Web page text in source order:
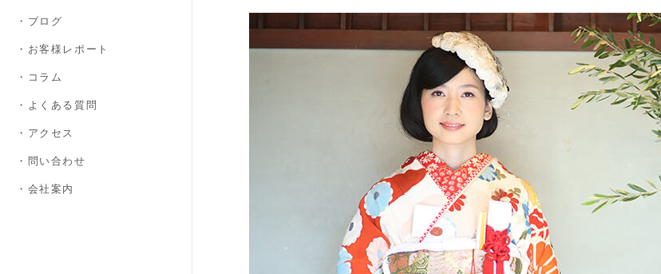
・ブログ
・お客様レポート
・コラム
・よくある質問
・アクセス
・問い合わせ
・会社案内